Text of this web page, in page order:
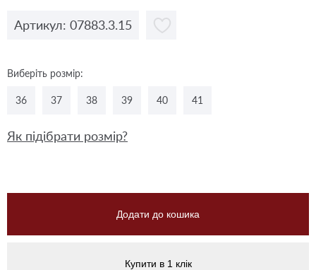
Артикул: 07883.3.15
Виберіть розмір:
36 37 38 39 40 41
Як підібрати розмір?
Додати до кошика
Купити в 1 клік